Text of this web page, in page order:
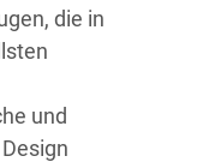
die in
und